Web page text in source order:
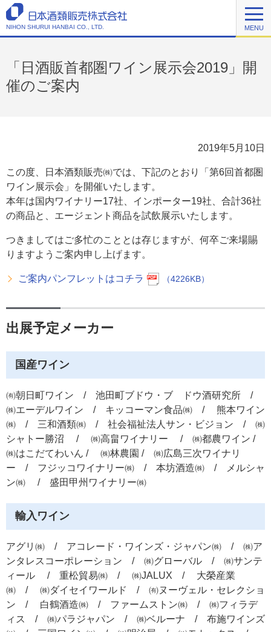
NIHON SHURUI HANBAI CO., LTD. MENU
「日酒販首都圏ワイン展示会2019」開
催のご案内
2019年5月10日
この度、日本酒類販売㈱では、下記のとおり「第6回首都圏
ワイン展示会」を開催いたします。
本年は国内ワイナリー17社、インポーター19社、合計36社
の商品と、エージェント商品を試飲展示いたします。
つきましてはご多忙のこととは存じますが、何卒ご来場賜
りますようご案内申し上げます。
ご案内パンフレットはコチラ （4226KB）
出展予定メーカー
国産ワイン
㈲朝日町ワイン / 池田町ブドウ・ブ ドウ酒研究所 /
㈱エーデルワイン / キッコーマン食品㈱ / 熊本ワイン
㈱ / 三和酒類㈱ / 社会福祉法人サン・ビジョン / ㈱
シャトー勝沼 / ㈱高畠ワイナリー / ㈱都農ワイン /
㈱はこだてわいん / ㈱林農園 / ㈱広島三次ワイナリ
ー / フジッコワイナリー㈱ / 本坊酒造㈱ / メルシャ
ン㈱ / 盛田甲州ワイナリー㈱
輸入ワイン
アグリ㈱ / アコレード・ワインズ・ジャパン㈱ / ㈱ア
ンタレスコーポレーション / ㈱グローバル / ㈱サンテ
ィール / 重松貿易㈱ / ㈱JALUX / 大榮産業
㈱ / ㈱ダイセイワールド / ㈲ヌーヴェル・セレクショ
ン / 白鶴酒造㈱ / ファームストン㈱ / ㈱フィラデ
ィス / ㈱パラジャパン / ㈱ベルーナ / 布施ワインズ